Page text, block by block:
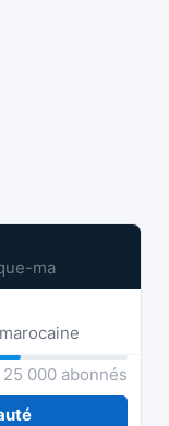
ma
000 abonnés